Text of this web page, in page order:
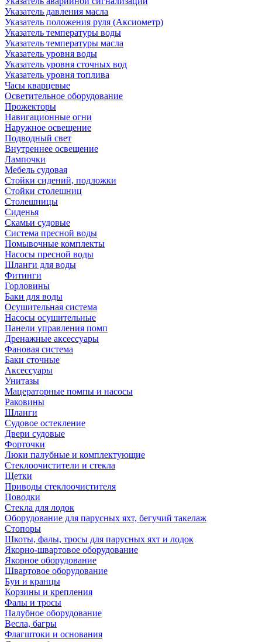
Указатель давления масла
Указатель положения руля (Аксиометр)
Указатель температуры воды
Указатель температуры масла
Указатель уровня воды
Указатель уровня сточных вод
Указатель уровня топлива
Часы кварцевые
Осветительное оборудование
Прожекторы
Навигационные огни
Наружное освещение
Подводный свет
Внутреннее освещение
Лампочки
Мебель судовая
Стойки сидений, подложки
Стойки столешниц
Столешницы
Сиденья
Скамьи судовые
Система пресной воды
Помывочные комплекты
Насосы пресной воды
Шланги для воды
Фитинги
Горловины
Баки для воды
Осушительная система
Насосы осушительные
Панели управления помп
Дренажные аксессуары
Фановая система
Баки сточные
Аксессуары
Унитазы
Мацераторные помпы и насосы
Раковины
Шланги
Судовое остекление
Двери судовые
Форточки
Люки палубные и комплектующие
Стеклоочистители и стекла
Щетки
Приводы стеклоочистителя
Поводки
Стекла для лодок
Оборудование для парусных яхт, бегучий такелаж
Стопоры
Шкоты, фалы, тросы для парусных яхт и лодок
Якорно-швартовое оборудование
Якорное оборудование
Швартовое оборудование
Буи и кранцы
Корзины и крепления
Фалы и тросы
Палубное оборудование
Весла, багры
Флагштоки и основания